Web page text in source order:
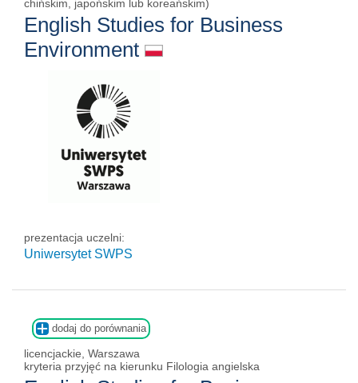
chińskim, japońskim lub koreańskim)
English Studies for Business
Environment
prezentacja uczelni:
Uniwersytet SWPS
dodaj do porównania
licencjackie, Warszawa
kryteria przyjęć na kierunku Filologia angielska